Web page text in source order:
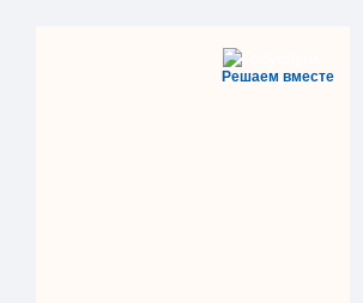
Решаем вместе